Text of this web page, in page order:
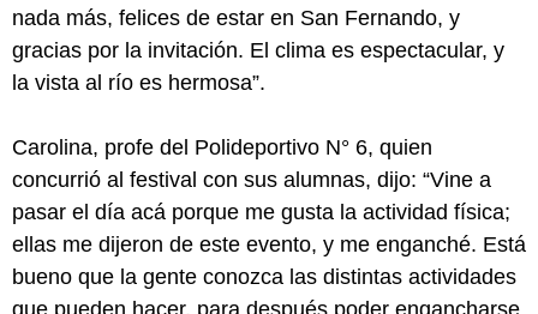
nada más, felices de estar en San Fernando, y
gracias por la invitación. El clima es espectacular, y
la vista al río es hermosa”.
Carolina, profe del Polideportivo N° 6, quien
concurrió al festival con sus alumnas, dijo: “Vine a
pasar el día acá porque me gusta la actividad física;
ellas me dijeron de este evento, y me enganché. Está
bueno que la gente conozca las distintas actividades
que pueden hacer, para después poder engancharse